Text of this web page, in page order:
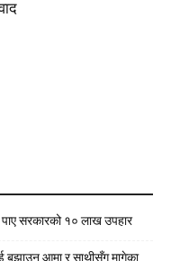
सरकारको १० लाख उपहार
बुझाउन आमा र साथीसँग मागेका